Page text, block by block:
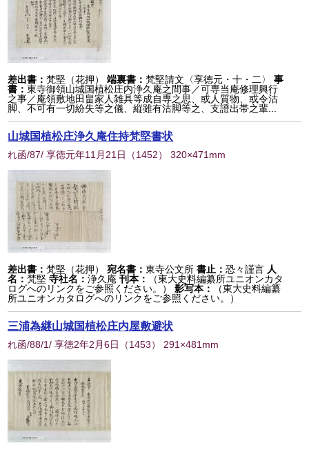
差出書：梵堅（花押） 端裏書：梵堅請文〈享徳元・十・二〉
事
書：東寺御領山城国植松庄内浄久庵之間事／可専当庵修理興行
之事／庵領敷地田畠家人雑具等成自専之思、或人質物、或令沽
脚、不可有一切紛失等之儀、縦雖有沽脚等之、支證出帯之輩...
山城国植松庄浄久庵住持梵堅書状
れ函/87/ 享徳元年11月21日 （1452） 320×471mm
差出書：梵堅（花押） 宛名書：東寺公文所 書止：恐々謹言 人
名：梵堅 寺社名：浄久庵 刊本：
（東大史料編纂所ユニオンカタ
ログへのリンクをご参照ください。）
影写本：
（東大史料編纂
所ユニオンカタログへのリンクをご参照ください。）
三浦為継山城国植松庄内屋敷避状
れ函/88/1/ 享徳2年2月6日 （1453） 291×481mm